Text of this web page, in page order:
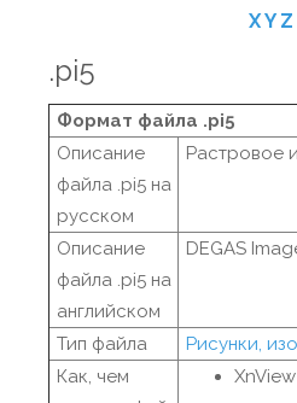
XY Z
.pi5
Формат файла .pi5
Описание
файла .pi5 на
русском
Растровое
Описание
файла .pi5 на
английском
DEGAS
Тип файла
Рисунки,
Как, чем
XnView